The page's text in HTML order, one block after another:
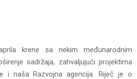
krene sa nekim međunarodnim
sadržaja, zahvaljujući projektima
i naša Razvojna agencija. Riječ je o